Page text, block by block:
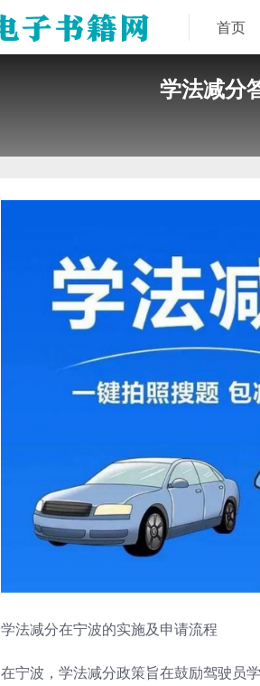
首页
学法减分
学法减分在宁波的实施及申请流程
在宁波，学法减分政策旨在鼓励驾驶员